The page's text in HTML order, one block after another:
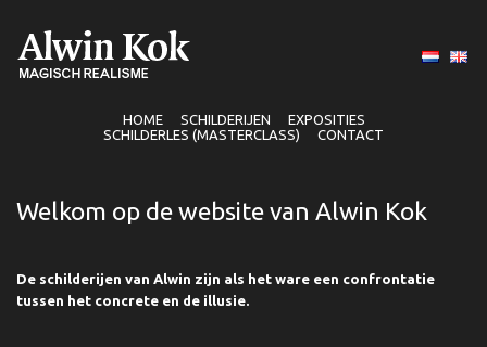
HOME SCHILDERIJEN
EXPOSITIES
SCHILDERLES (MASTERCLASS)
CONTACT
Welkom op de website van Alwin Kok
De schilderijen van Alwin zijn als het ware een confrontatie
tussen het concrete en de illusie.